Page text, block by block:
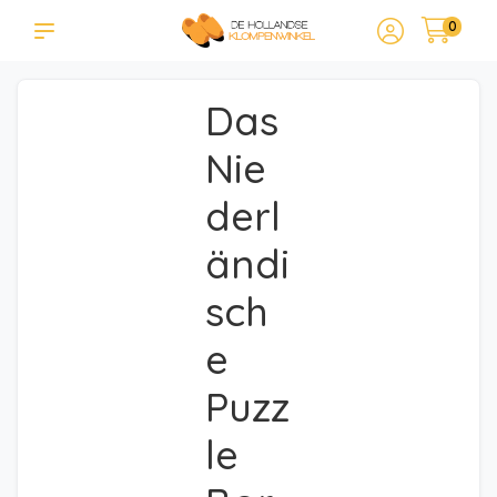
0
Das
Nie
derl
ändi
sch
e
Puzz
le